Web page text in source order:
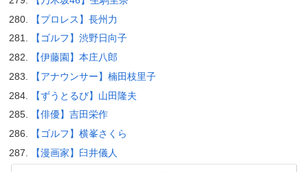
【プロレス】長州力
【ゴルフ】渋野日向子
【伊藤園】本庄八郎
【アナウンサー】楠田枝里子
【ずうとるび】山田隆夫
【俳優】吉田栄作
【ゴルフ】横峯さくら
【漫画家】臼井儀人